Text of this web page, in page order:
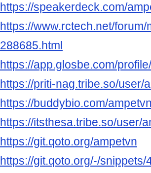
https://speakerdeck.com/
https://www.rctech.net/
288685.html
https://app.glosbe.com/
https://priti-nag.tribe.so/user/
https://buddybio.com/
https://itsthesa.tribe.so/user/
https://git.qoto.org/ampetvn
https://git.qoto.org/-/snippets/